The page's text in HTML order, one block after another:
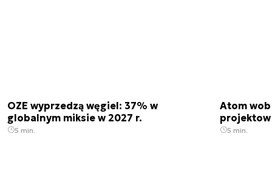
OZE wyprzedzą węgiel: 37% w
globalnym miksie w 2027 r.
5 min.
Atom
5 min.